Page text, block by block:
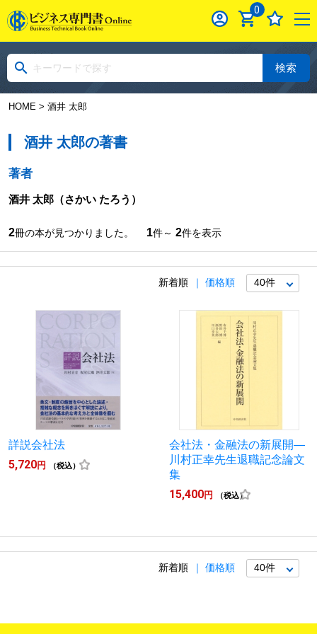
0
検索
HOME> 酒井 太郎
酒井 太郎の著書
著者
酒井 太郎（さかい たろう）
2冊の本が見つかりました。 1件～ 2件を表示
新着順 価格順
詳説会社法
5,720円 （税込）
会社法・金融法の新展開―
川村正幸先生退職記念論文
集
15,400円 （税込）
新着順 価格順